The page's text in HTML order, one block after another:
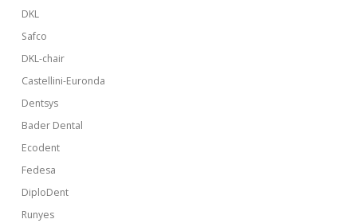
DKL
Safco
DKL-chair
Castellini-Euronda
Dentsys
Bader Dental
Ecodent
Fedesa
DiploDent
Runyes